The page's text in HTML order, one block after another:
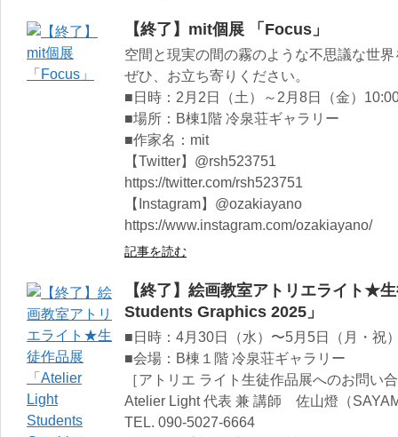
【終了】mit個展 「Focus」
空間と現実の間の霧のような不思議な世
ぜひ、お立ち寄りください。
■日時：2月2日（土）～2月8日（金）
■場所：B棟1階 冷泉荘ギャラリー
■作家名：mit
【Twitter】@rsh523751
https://twitter.com/rsh523751
【Instagram】@ozakiayano
https://www.instagram.com/ozakiayano/
記事を読む
【終了】絵画教室アトリエライト★
Students Graphics 2025」
■日時：4月30日（水）〜5月5日（月・祝
■会場：B棟１階 冷泉荘ギャラリー
［アトリエ ライト生徒作品展へのお問い
Atelier Light 代表 兼 講師 佐山燈（
TEL. 090-5027-6664